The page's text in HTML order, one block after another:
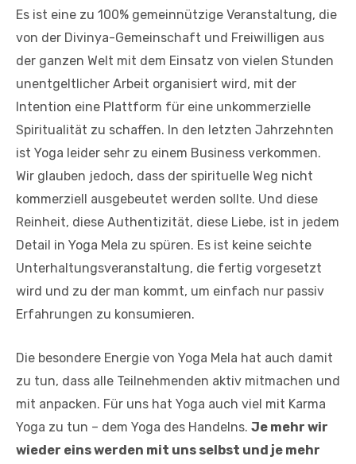
Es ist eine zu 100% gemeinnützige Veranstaltung, die
von der Divinya-Gemeinschaft und Freiwilligen aus
der ganzen Welt mit dem Einsatz von vielen Stunden
unentgeltlicher Arbeit organisiert wird, mit der
Intention eine Plattform für eine unkommerzielle
Spiritualität zu schaffen. In den letzten Jahrzehnten
ist Yoga leider sehr zu einem Business verkommen.
Wir glauben jedoch, dass der spirituelle Weg nicht
kommerziell ausgebeutet werden sollte. Und diese
Reinheit, diese Authentizität, diese Liebe, ist in jedem
Detail in Yoga Mela zu spüren. Es ist keine seichte
Unterhaltungsveranstaltung, die fertig vorgesetzt
wird und zu der man kommt, um einfach nur passiv
Erfahrungen zu konsumieren.
Die besondere Energie von Yoga Mela hat auch damit
zu tun, dass alle Teilnehmenden aktiv mitmachen und
mit anpacken. Für uns hat Yoga auch viel mit Karma
Yoga zu tun – dem Yoga des Handelns. Je mehr wir
wieder eins werden mit uns selbst und je mehr